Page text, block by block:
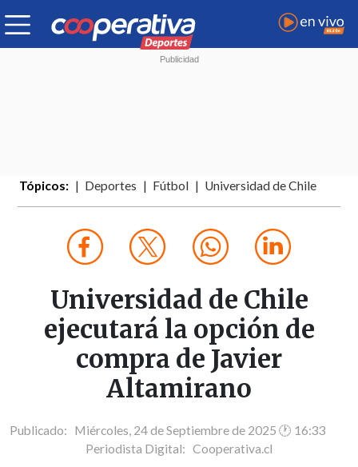
Tópicos: Deportes Fútbol Universidad de Chile
Universidad de Chile
ejecutará la opción de
compra de Javier
Altamirano
Publicado: Miércoles, 24 de Septiembre de 2025 🕐 16:33
Periodista Digital: Cooperativa.cl